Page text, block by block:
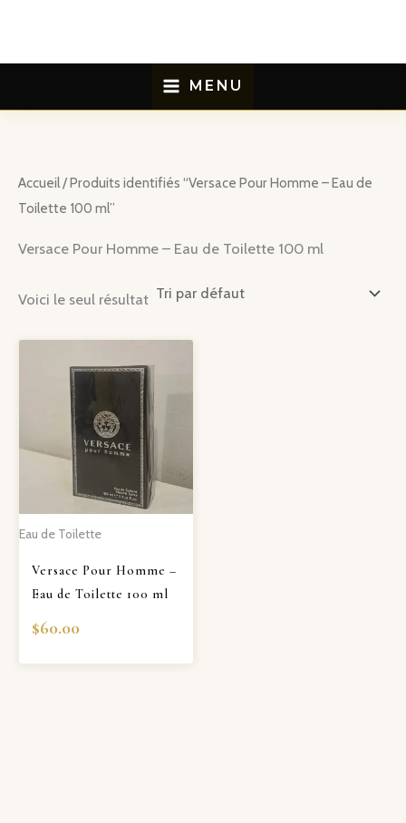
contenu
MENU
Accueil/ Produits identifiés “Versace Pour Homme – Eau de
Toilette 100 ml”
Versace Pour Homme – Eau de Toilette 100 ml
Voici le seul résultat
Eau de Toilette
Versace Pour Homme –
Eau de Toilette 100 ml
$60.00